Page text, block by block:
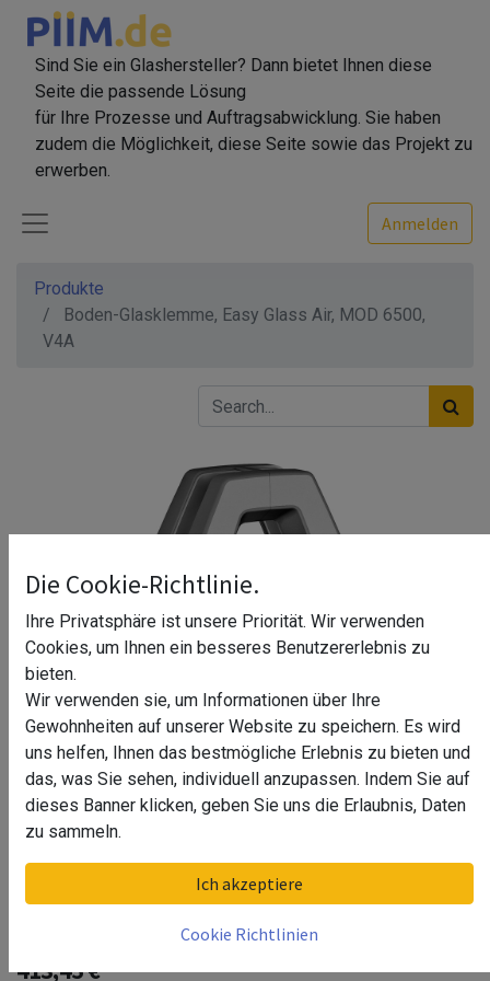
Sind Sie ein Glashersteller? Dann bietet Ihnen diese
Seite die passende Lösung
für Ihre Prozesse und Auftragsabwicklung. Sie haben
zudem die Möglichkeit, diese Seite sowie das Projekt zu
erwerben.
Anmelden
Produkte
Boden-Glasklemme, Easy Glass Air, MOD 6500,
V4A
Boden-Glasklemme, Easy Glass Air,
MOD 6500, V4A
413,45€
Die Cookie-Richtlinie.
Ihre Privatsphäre ist unsere Priorität. Wir verwenden
Cookies, um Ihnen ein besseres Benutzererlebnis zu
bieten.
Wir verwenden sie, um Informationen über Ihre
Gewohnheiten auf unserer Website zu speichern. Es wird
uns helfen, Ihnen das bestmögliche Erlebnis zu bieten und
das, was Sie sehen, individuell anzupassen. Indem Sie auf
dieses Banner klicken, geben Sie uns die Erlaubnis, Daten
zu sammeln.
Ich akzeptiere
Cookie Richtlinien